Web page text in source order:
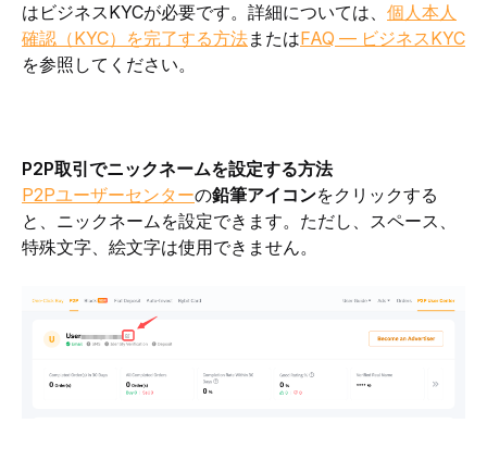
はビジネスKYCが必要です。詳細については、 個人本人
確認（KYC）を完了する方法またはFAQ — ビジネスKYC
を参照してください。
P2P取引でニックネームを設定する方法
P2Pユーザーセンターの鉛筆アイコンをクリックする
と、ニックネームを設定できます。ただし、スペース、
特殊文字、絵文字は使用できません。